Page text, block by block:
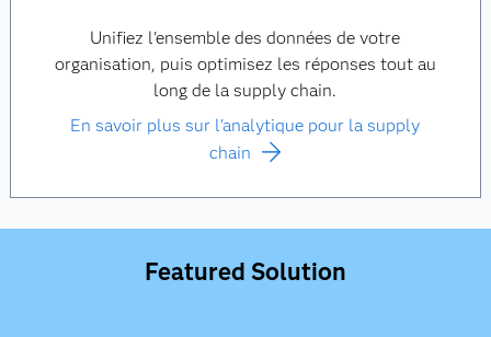
Unifiez l'ensemble des données de votre
organisation, puis optimisez les réponses tout au
long de la supply chain.
En savoir plus sur l'analytique pour la supply
chain
Featured Solution